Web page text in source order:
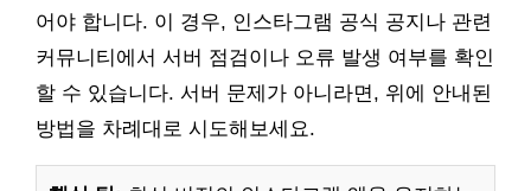
어야 합니다. 이 경우, 인스타그램 공식 공지나 관련
커뮤니티에서 서버 점검이나 오류 발생 여부를 확인
할 수 있습니다. 서버 문제가 아니라면, 위에 안내된
방법을 차례대로 시도해보세요.